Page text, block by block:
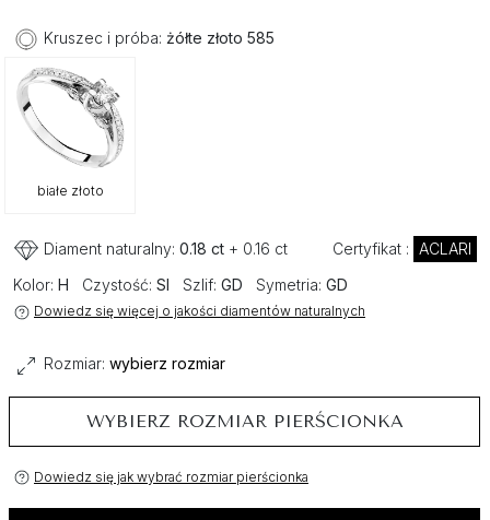
Kruszec i próba: żółte złoto 585
białe złoto
Diament naturalny: 0.18 ct + 0.16 ct Certyfikat : ACLARI
Kolor: H Czystość: SI Szlif: GD Symetria: GD
Dowiedz się więcej o jakości diamentów naturalnych
Rozmiar: wybierz rozmiar
WYBIERZ ROZMIAR PIERŚCIONKA
Dowiedz się jak wybrać rozmiar pierścionka